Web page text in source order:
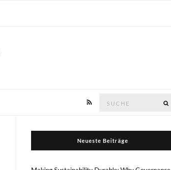
Neueste Beiträge